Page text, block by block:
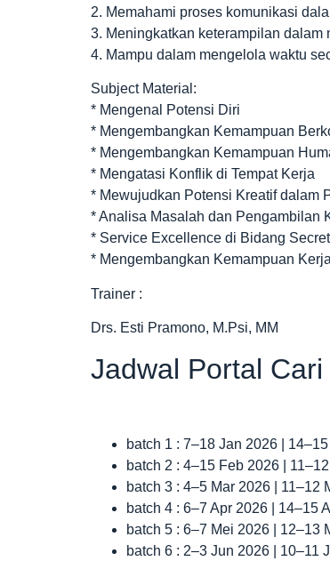
2. Memahami proses komunikasi
3. Meningkatkan keterampilan dalam
4. Mampu dalam mengelola waktu
Subject Material:
* Mengenal Potensi Diri
* Mengembangkan Kemampuan
* Mengembangkan Kemampuan
* Mengatasi Konflik di Tempat Kerja
* Mewujudkan Potensi Kreatif dalam
* Analisa Masalah dan Pengambilan
* Service Excellence di Bidang
* Mengembangkan Kemampuan
Trainer :
Drs. Esti Pramono, M.Psi, MM
Jadwal Portal
batch 1 : 7–18 Jan 2026 |
batch 2 : 4–15 Feb 2026 |
batch 3 : 4–5 Mar 2026 | 11–12
batch 4 : 6–7 Apr 2026 | 14–15
batch 5 : 6–7 Mei 2026 | 12–13
batch 6 : 2–3 Jun 2026 | 10–11